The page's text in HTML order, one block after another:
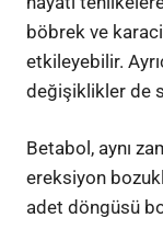
böbrek ve
etkileyebilir.
değişiklikler de
Betabol, aynı
ereksiyon
adet döngüsü